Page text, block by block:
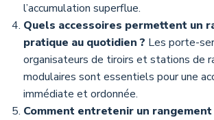
l’accumulation superflue.
Quels accessoires permettent un
pratique au quotidien ? Les porte-
organisateurs de tiroirs et stations de
modulaires sont essentiels pour une
immédiate et ordonnée.
Comment entretenir un rangement